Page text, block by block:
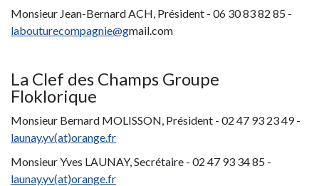
Monsieur Jean-Bernard ACH, Président - 06 30 83 82 85 -
labouturecompagnie@gmail.com
La Clef des Champs Groupe
Floklorique
Monsieur Bernard MOLISSON, Président - 02 47 93 23 49 -
launay.yv(at)orange.fr
Monsieur Yves LAUNAY, Secrétaire - 02 47 93 34 85 -
launay.yv(at)orange.fr